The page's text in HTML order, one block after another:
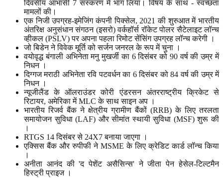
दिवसीय आभासी 7 संस्करण में भाग लिया। विषय के साथ - स्वच्छता
मामलों की।
एक निजी उपग्रह-इमेजिंग कंपनी पिक्सेल, 2021 की शुरुआत में भारतीय
अंतरिक्ष अनुसंधान संगठन (इसरो) वर्कहॉर्स रॉकेट पोलर सैटेलाइट लॉन्च
व्हीकल (PSLV) पर अपना पहला रिमोट सेंसिंग उपग्रह लॉन्च करेगी ।
जो बिडेन ने विवेक मूर्ति को सर्जन जनरल के रूप में चुना ।
वयोवृद्ध बंगाली अभिनेता मनु मुखर्जी का 6 दिसंबर को 90 वर्ष की उम्र में
निधन ।
दिग्गज मराठी अभिनेता रवि पटवर्धन का 6 दिसंबर को 84 वर्ष की उम्र में
निधन ।
न्यूजीलैंड के ऑलराउंडर कोरी एंडरसन अंतरराष्ट्रीय क्रिकेट से
रिटायर, अमेरिका में MLC के साथ साइन अप ।
भारतीय रिजर्व बैंक ने क्षेत्रीय ग्रामीण बैंकों (RRB) के लिए तरलता
समायोजन सुविधा (LAF) और सीमांत स्थायी सुविधा (MSF) शुरू की
।
RTGS 14 दिसंबर से 24X7 बनाया जाएगा ।
एक्सिस बैंक और रुपीफी ने MSME के लिए क्रेडिट कार्ड लॉन्च किया
।
अनीता आनंद की 'द पेशेंट असैसिन्स' ने जीता पेन हेसेल-टिल्टमैन
हिस्ट्री प्राइज ।